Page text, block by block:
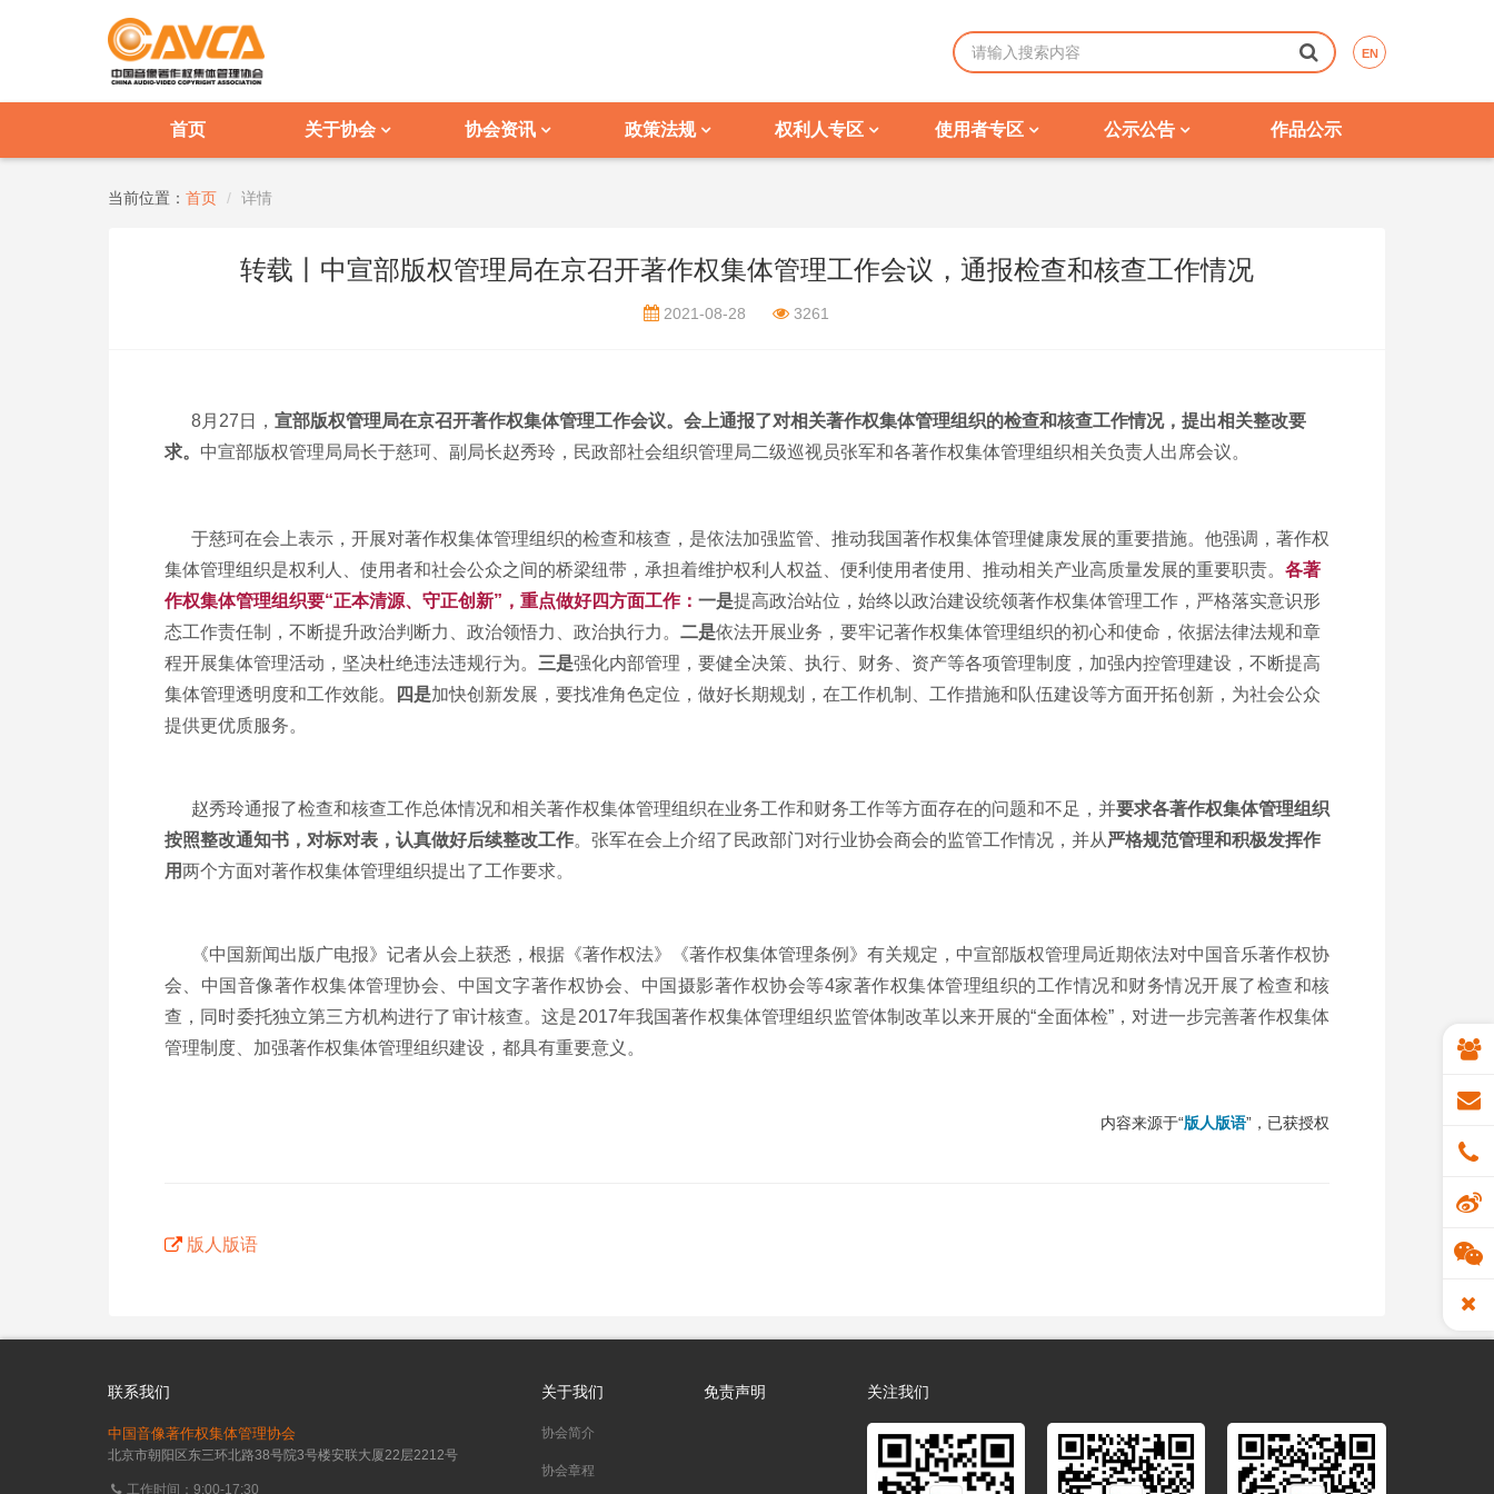
EN
首页 关于协会 协会资讯 政策法规 权利人专区 使用者专区 公示公告 作品公示
当前位置： 首页 详情
转载丨中宣部版权管理局在京召开著作权集体管理工作会议，通报检查和核查工作情况
2021-08-28 3261
8月27日， 宣部版权管理局在京召开著作权集体管理工作会议。会上通报了对相关著作权集体管理组织的检查和核查工作情况，提出相关整改要
求。 中宣部版权管理局局长于慈珂、副局长赵秀玲，民政部社会组织管理局二级巡视员张军和各著作权集体管理组织相关负责人出席会议。
于慈珂在会上表示，开展对著作权集体管理组织的检查和核查，是依法加强监管、推动我国著作权集体管理健康发展的重要措施。他强调，著作权
集体管理组织是权利人、使用者和社会公众之间的桥梁纽带，承担着维护权利人权益、便利使用者使用、推动相关产业高质量发展的重要职责。 各著
作权集体管理组织要“正本清源、守正创新”，重点做好四方面工作： 一是提高政治站位，始终以政治建设统领著作权集体管理工作，严格落实意识形
态工作责任制，不断提升政治判断力、政治领悟力、政治执行力。 二是依法开展业务，要牢记著作权集体管理组织的初心和使命，依据法律法规和章
程开展集体管理活动，坚决杜绝违法违规行为。 三是强化内部管理，要健全决策、执行、财务、资产等各项管理制度，加强内控管理建设，不断提高
集体管理透明度和工作效能。
四是加快创新发展，要找准角色定位，做好长期规划，在工作机制、工作措施和队伍建设等方面开拓创新，为社会公众
提供更优质服务。
赵秀玲通报了检查和核查工作总体情况和相关著作权集体管理组织在业务工作和财务工作等方面存在的问题和不足，并要求各著作权集体管理组织
按照整改通知书，对标对表，认真做好后续整改工作。张军在会上介绍了民政部门对行业协会商会的监管工作情况，并从严格规范管理和积极发挥作
用两个方面对著作权集体管理组织提出了工作要求。
《中国新闻出版广电报》记者从会上获悉，根据《著作权法》《著作权集体管理条例》有关规定，中宣部版权管理局近期依法对中国音乐著作权协
会、中国音像著作权集体管理协会、中国文字著作权协会、中国摄影著作权协会等4家著作权集体管理组织的工作情况和财务情况开展了检查和核
查，同时委托独立第三方机构进行了审计核查。这是2017年我国著作权集体管理组织监管体制改革以来开展的“全面体检”，对进一步完善著作权集体
管理制度、加强著作权集体管理组织建设，都具有重要意义。
内容来源于“版人版语”，已获授权
版人版语
联系我们
中国音像著作权集体管理协会
北京市朝阳区东三环北路38号院3号楼安联大厦22层2212号
工作时间：9:00-17:30
关于我们
协会简介
协会章程
免责声明 关注我们